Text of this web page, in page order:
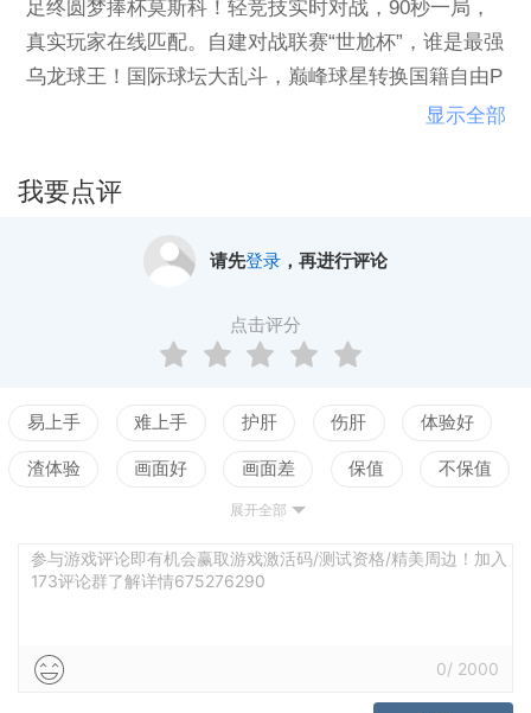
足终圆梦捧杯莫斯科！轻竞技实时对战，90秒一局，
真实玩家在线匹配。自建对战联赛“世尬杯”，谁是最强
乌龙球王！国际球坛大乱斗，巅峰球星转换国籍自由P
K。《热血乌龙球》引爆6月莫斯科世界杯新爆点！
显示全部
我要点评
请先登录，再进行评论
点击评分
易上手 难上手 护肝 伤肝 体验好
渣体验 画面好 画面差 保值 不保值
测试
展开全部
参与游戏评论即有机会赢取游戏激活码/测试资格/精美周边！加入
173评论群了解详情675276290
0/ 2000